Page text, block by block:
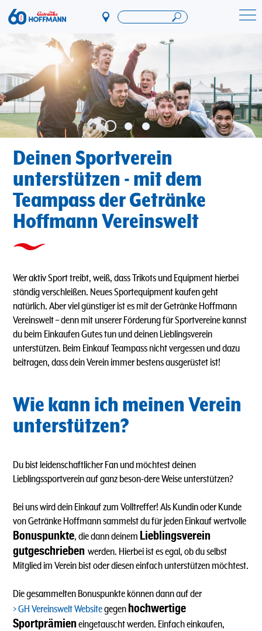
Direkt
zum
Deinen Sportverein
unterstützen - mit dem
Teampass der Getränke
Hoffmann Vereinswelt
Wer aktiv Sport treibt, weiß, dass Trikots und Equipment hierbei
ständig verschleißen. Neues Sportequipment kaufen geht
natürlich. Aber viel günstiger ist es mit der Getränke Hoffmann
Vereinswelt – denn mit unserer Förderung für Sportvereine kannst
du beim Einkaufen Gutes tun und deinen Lieblingsverein
unterstützen. Beim Einkauf Teampass nicht vergessen und dazu
beitragen, dass dein Verein immer bestens ausgerüstet ist!
Wie kann ich meinen Verein
unterstützen?
Du bist leidenschaftlicher Fan und möchtest deinen
Lieblingssportverein auf ganz beson-dere Weise unterstützen?
Bei uns wird dein Einkauf zum Volltreffer! Als Kundin oder Kunde
von Getränke Hoffmann sammelst du für jeden Einkauf wertvolle
Bonuspunkte, die dann deinem Lieblingsverein
gutgeschrieben werden. Hierbei ist es egal, ob du selbst
Mitglied im Verein bist oder diesen einfach unterstützen möchtest.
Die gesammelten Bonuspunkte können dann auf der
GH Vereinswelt Websitegegen hochwertige
Sportprämien eingetauscht werden. Einfach einkaufen,